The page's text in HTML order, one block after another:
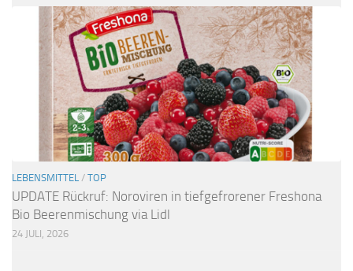
LEBENSMITTEL / TOP
UPDATE Rückruf: Noroviren in tiefgefrorener Freshona
Bio Beerenmischung via Lidl
24 JULI, 2026